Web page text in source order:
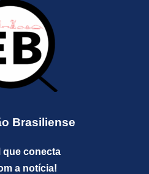
Brasiliense
que conecta
a notícia!